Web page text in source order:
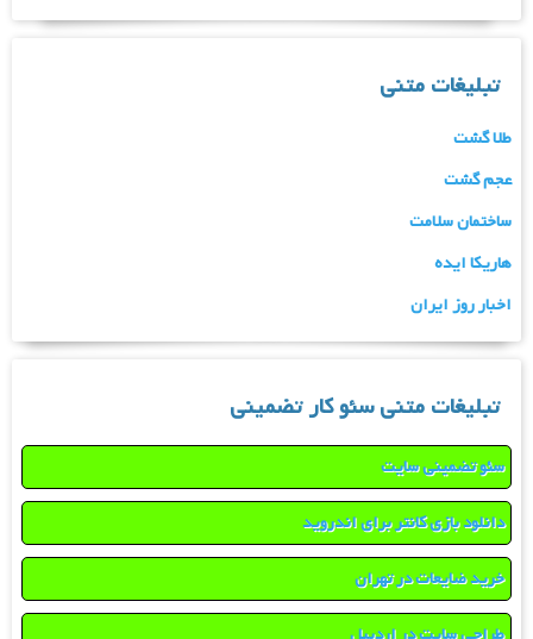
تبلیغات متنی
طلا گشت
عجم گشت
ساختمان سلامت
هاریکا ایده
اخبار روز ایران
تبلیغات متنی سئو کار تضمینی
سئو تضمینی سایت
دانلود بازی کانتر برای اندروید
خرید ضایعات در تهران